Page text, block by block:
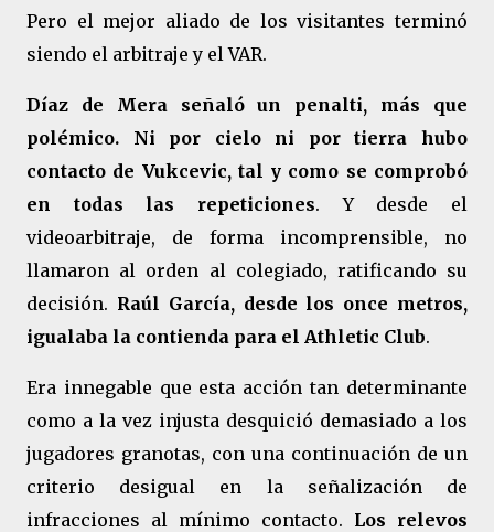
Pero el mejor aliado de los visitantes terminó
siendo el arbitraje y el VAR.
Díaz de Mera señaló un penalti, más que
polémico. Ni por cielo ni por tierra hubo
contacto de Vukcevic, tal y como se comprobó
en todas las repeticiones. Y desde el
videoarbitraje, de forma incomprensible, no
llamaron al orden al colegiado, ratificando su
decisión. Raúl García, desde los once metros,
igualaba la contienda para el Athletic Club.
Era innegable que esta acción tan determinante
como a la vez injusta desquició demasiado a los
jugadores granotas, con una continuación de un
criterio desigual en la señalización de
infracciones al mínimo contacto. Los relevos